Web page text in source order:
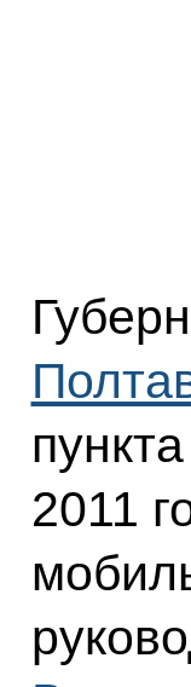
2011